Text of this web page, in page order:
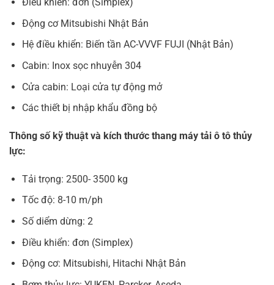
Động cơ Mitsubishi Nhật Bản
Hệ điều khiển: Biến tần AC-VVVF FUJI (Nhật Bản)
Cabin: Inox sọc nhuyễn 304
Cửa cabin: Loại cửa tự động mở
Các thiết bị nhập khẩu đồng bộ
Thông số kỹ thuật và kích thước thang máy tải ô tô thủy
lực:
Tải trọng: 2500- 3500 kg
Tốc độ: 8-10 m/ph
Số diểm dừng: 2
Điều khiển: đơn (Simplex)
Động cơ: Mitsubishi, Hitachi Nhật Bản